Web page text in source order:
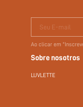
Seu E-mail
Ao clicar em
Sobre nosotros
LUVLETTE